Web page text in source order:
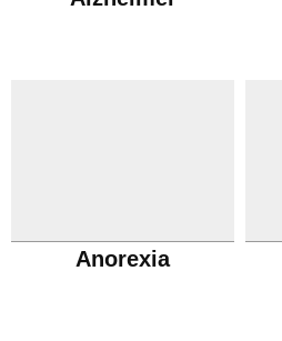
Anorexia